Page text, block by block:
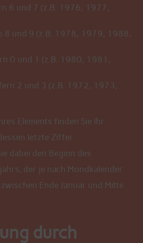
6 und 7 (z.B. 1976, 1977,
8 und 9 (z.B. 1978, 1979, 1988,
0 und 1 (z.B. 1980, 1981,
2 und 3 (z.B. 1972, 1973,
Elements finden Sie Ihr
letzte Ziffer.
dabei den Beginn des
der je nach Mondkalender
Ende Januar und Mitte
durch